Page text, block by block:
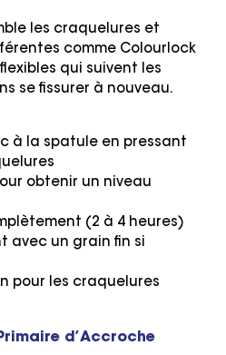
les craquelures et
comme Colourlock
qui suivent les
se fissurer à nouveau.
à la spatule en pressant
obtenir un niveau
(2 à 4 heures)
avec un grain fin si
pour les craquelures
d’Accroche